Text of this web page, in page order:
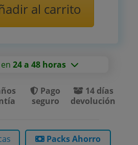
al carrito
en24 a 48 horas
Pago
seguro
14 días
devolución
Packs Ahorro